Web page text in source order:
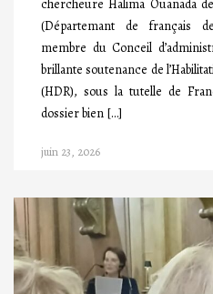
chercheure Halima Ouanada
(Départemant de français
membre du Conceil
brillante soutenance de
(HDR), sous la tutelle de
dossier bien […]
juin 23, 2026